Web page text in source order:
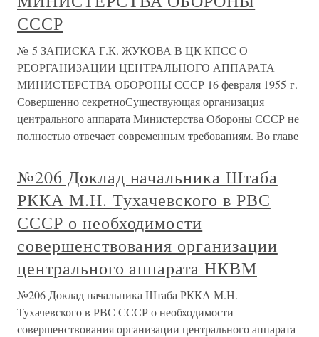
СССР
№ 5 ЗАПИСКА Г.К. ЖУКОВА В ЦК КПСС О
РЕОРГАНИЗАЦИИ ЦЕНТРАЛЬНОГО АППАРАТА
МИНИСТЕРСТВА ОБОРОНЫ СССР 16 февраля 1955 г.
Совершенно секретноСуществующая организация
центрального аппарата Министерства Обороны СССР не
полностью отвечает современным требованиям. Во главе
№206 Доклад начальника Штаба
РККА М.Н. Тухачевского в РВС
СССР о необходимости
совершенствования организации
центрального аппарата НКВМ
№206 Доклад начальника Штаба РККА М.Н.
Тухачевского в РВС СССР о необходимости
совершенствования организации центрального аппарата